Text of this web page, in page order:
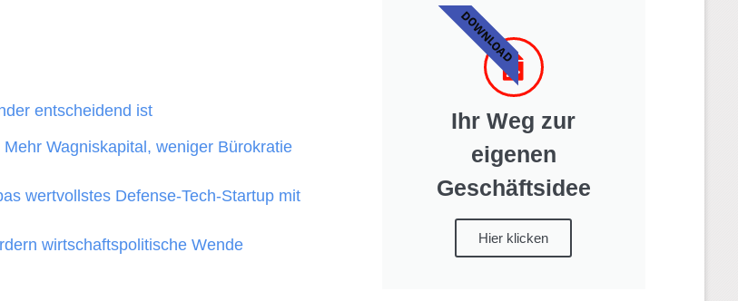
entscheidend ist
Wagniskapital, weniger Bürokratie
wertvollstes Defense-Tech-Startup mit
wirtschaftspolitische Wende
Ihr Weg zur
eigenen
Geschäftsidee
Hier klicken
DOWNLOAD